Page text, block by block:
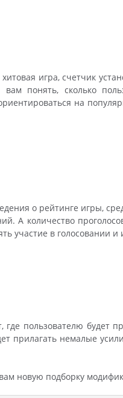
игра, счетчик
понять, сколько
на
о рейтинге игры,
А количество
участие в голосовании и
пользователю будет
прилагать немалые
новую подборку